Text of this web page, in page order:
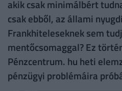
akik csak minimálbért
csak ebből, az állami
Frankhiteleseknek sem
mentőcsomaggal? Ez
Pénzcentrum. hu heti
pénzügyi problémáira